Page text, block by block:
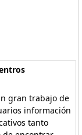
gran trabajo de
información
tanto